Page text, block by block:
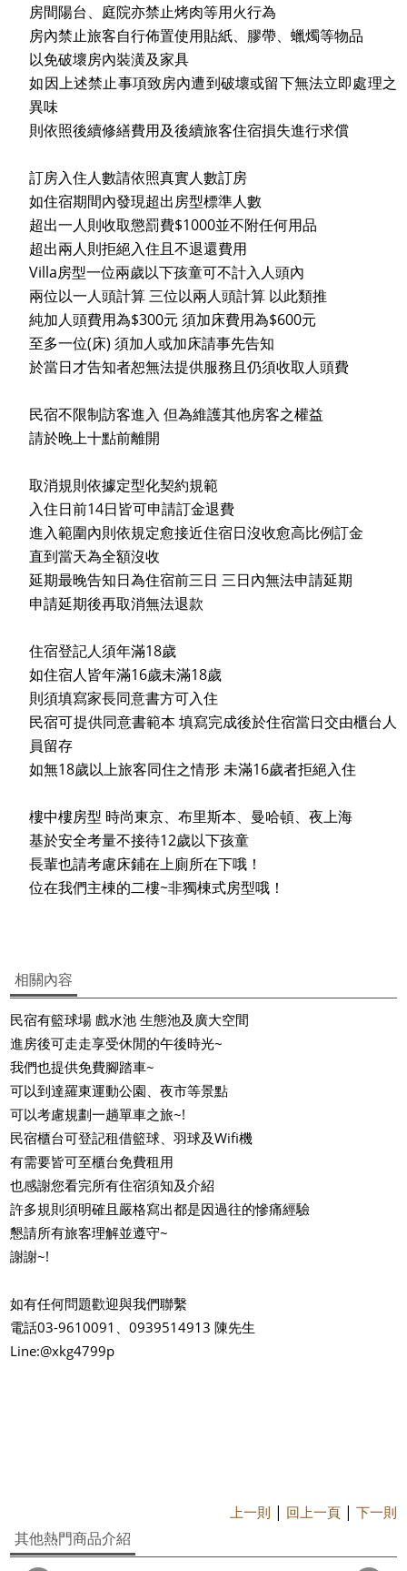
房間陽台、庭院亦禁止烤肉等用火行為
房內禁止旅客自行佈置使用貼紙、膠帶、蠟燭等物品
以免破壞房內裝潢及家具
如因上述禁止事項致房內遭到破壞或留下無法立即處理之
異味
則依照後續修繕費用及後續旅客住宿損失進行求償
訂房入住人數請依照真實人數訂房
如住宿期間內發現超出房型標準人數
超出一人則收取懲罰費$1000並不附任何用品
超出兩人則拒絕入住且不退還費用
Villa房型一位兩歲以下孩童可不計入人頭內
兩位以一人頭計算 三位以兩人頭計算 以此類推
純加人頭費用為$300元 須加床費用為$600元
至多一位(床) 須加人或加床請事先告知
於當日才告知者恕無法提供服務且仍須收取人頭費
民宿不限制訪客進入 但為維護其他房客之權益
請於晚上十點前離開
取消規則依據定型化契約規範
入住日前14日皆可申請訂金退費
進入範圍內則依規定愈接近住宿日沒收愈高比例訂金
直到當天為全額沒收
延期最晚告知日為住宿前三日 三日內無法申請延期
申請延期後再取消無法退款
住宿登記人須年滿18歲
如住宿人皆年滿16歲未滿18歲
則須填寫家長同意書方可入住
民宿可提供同意書範本 填寫完成後於住宿當日交由櫃台人
員留存
如無18歲以上旅客同住之情形 未滿16歲者拒絕入住
樓中樓房型 時尚東京、布里斯本、曼哈頓、夜上海
基於安全考量不接待12歲以下孩童
長輩也請考慮床鋪在上廁所在下哦！
位在我們主棟的二樓~非獨棟式房型哦！
相關內容
民宿有籃球場 戲水池 生態池及廣大空間
進房後可走走享受休閒的午後時光~
我們也提供免費腳踏車~
可以到達羅東運動公園、夜市等景點
可以考慮規劃一趟單車之旅~!
民宿櫃台可登記租借籃球、羽球及Wifi機
有需要皆可至櫃台免費租用
也感謝您看完所有住宿須知及介紹
許多規則須明確且嚴格寫出都是因過往的慘痛經驗
懇請所有旅客理解並遵守~
謝謝~!
如有任何問題歡迎與我們聯繫
電話03-9610091、0939514913 陳先生
Line:@xkg4799p
上一則 | 回上一頁| 下一則
其他熱門商品介紹